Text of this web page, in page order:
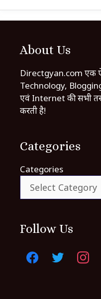
About Us
Directgyan.com एक
Technology,
एवं Internet की सभी तरह
करती है!
Categories
Categories
Follow Us